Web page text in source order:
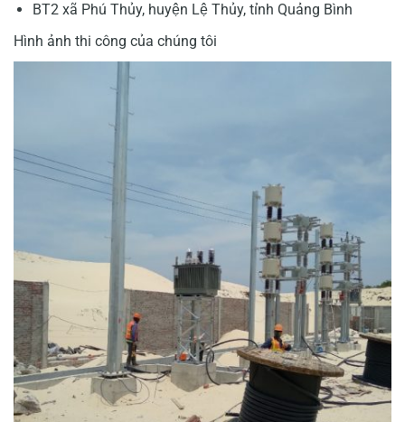
BT2 xã Phú Thủy, huyện Lệ Thủy, tỉnh Quảng Bình
Hình ảnh thi công của chúng tôi